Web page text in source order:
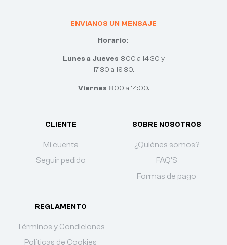
ENVIANOS UN MENSAJE
Horario:
Lunes a Jueves: 8:00 a 14:30 y
17:30 a 19:30.
Viernes: 8:00 a 14:00.
CLIENTE
Mi cuenta
Seguir pedido
SOBRE NOSOTROS
¿Quiénes somos?
FAQ'S
Formas de pago
REGLAMENTO
Términos y Condiciones
Políticas de Cookies